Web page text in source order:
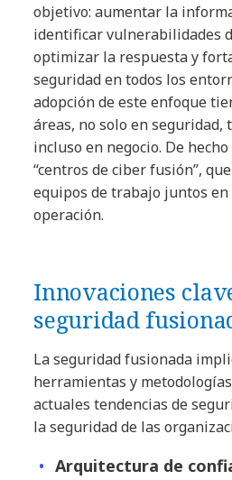
objetivo: aumentar la
identificar vulnerabilidades
optimizar la respuesta y
seguridad en todos los
adopción de este enfoque
áreas, no solo en seguridad,
incluso en negocio. De
“centros de ciber fusión”,
equipos de trabajo juntos
operación.
Innovaciones
seguridad
La seguridad fusionada
herramientas y
actuales tendencias de
la seguridad de las
Arquitectura de